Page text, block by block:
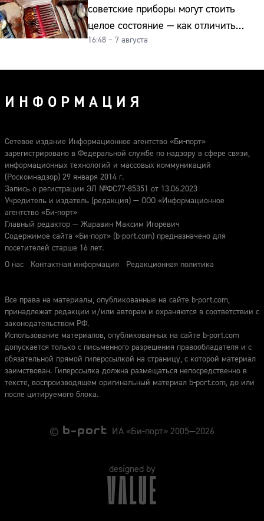
советские приборы могут стоить
целое состояние — как отличить
подделку от мельхиора
16:48 – 7 августа
ИНФОРМАЦИЯ
Сетевое издание Информационное агентство «Би-порт»
зарегистрировано в Федеральной службе по надзору в сфере связи,
информационных технологий и массовых коммуникаций
(Роскомнадзор) 29 января 2014 г.
Запись о регистрации ЭЛ №ФС77-85351 от 13.06.2023
Учредитель и издатель (редакция) — ООО «Информационное
агентство «Би-порт»
Главный редактор — Жаравин Максим Игоревич
Содержимое сайта «Би-порт» (b-port.com) предназначено для
посетителей старше 16 лет.
О нас
Контактная информация Редакционная политика
Все права на материалы, опубликованные на сайте b-port.com,
принадлежат редакции и/или авторам и охраняются в соответствии с
законодательством РФ.
Использование материалов, опубликованных на сайте b-port.com
допускается только с письменного разрешения правообладателя и с
обязательной прямой гиперссылкой на страницу, с которой материал
заимствован. Гиперссылка должна размещаться непосредственно в
тексте, воспроизводящем оригинальный материал b-port.com, до или
после цитируемого блока.
© ИА «Би-порт» 2005—2026
designed by